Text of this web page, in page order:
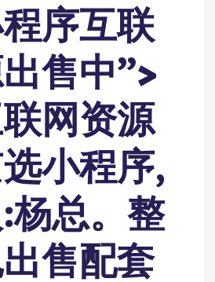
序互联
售中”>
网资源
小程序,
杨总。整
售配套